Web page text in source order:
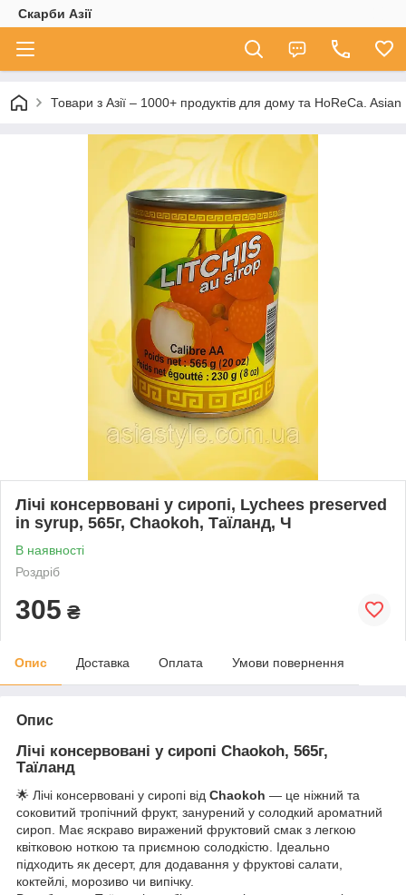
Скарби Азії
Товари з Азії – 1000+ продуктів для дому та HoReCa.
Лічі консервовані у сиропі, Lychees preserved
in syrup, 565г, Chaokoh, Таїланд, Ч
В наявності
Роздріб
305 ₴
Опис Доставка Оплата Умови повернення
Опис
Лічі консервовані у сиропі Chaokoh, 565г,
Таїланд
🌟 Лічі консервовані у сиропі від Chaokoh — це ніжний та
соковитий тропічний фрукт, занурений у солодкий ароматний
сироп. Має яскраво виражений фруктовий смак з легкою
квітковою ноткою та приємною солодкістю. Ідеально
підходить як десерт, для додавання у фруктові салати,
коктейлі, морозиво чи випічку.